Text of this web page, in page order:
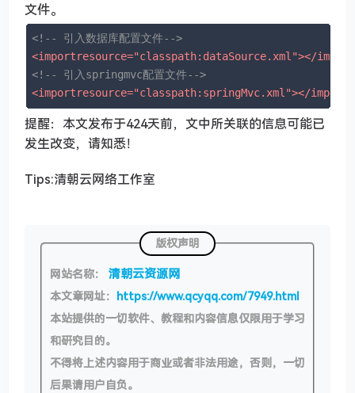
文件。
<!-- 引入数据库配置文件-->
<importresource="classpath:dataSource.xml"></import
<!-- 引入springmvc配置文件-->
<importresource="classpath:springMvc.xml"></import
提醒：本文发布于424天前，文中所关联的信息可能已
发生改变，请知悉！
Tips:清朝云网络工作室
版权声明
网站名称： 清朝云资源网
本文章网址： https://www.qcyqq.com/7949.html
本站提供的一切软件、教程和内容信息仅限用于学习
和研究目的。
不得将上述内容用于商业或者非法用途，否则，一切
后果请用户自负。